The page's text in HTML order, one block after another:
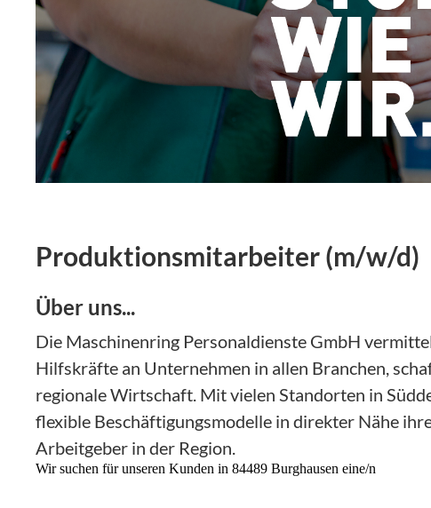
Produktionsmitarbeiter (m/w/d)
Über uns...
Die Maschinenring Personaldienste GmbH
Hilfskräfte an Unternehmen in allen Branchen,
regionale Wirtschaft. Mit vielen Standorten in
flexible Beschäftigungsmodelle in direkter Nähe
Arbeitgeber in der Region.
Wir suchen für unseren Kunden in 84489 Burghausen eine/n